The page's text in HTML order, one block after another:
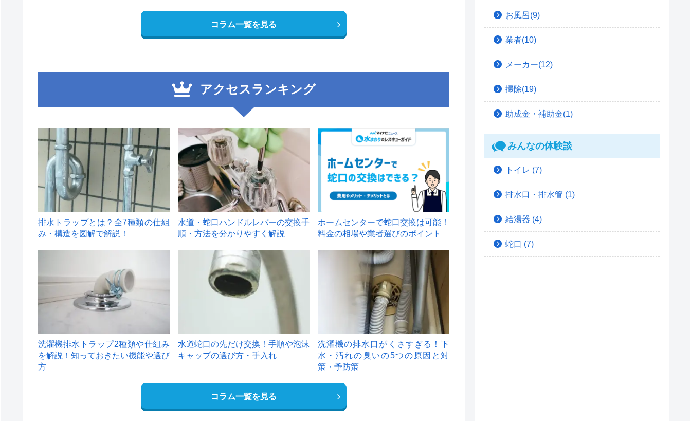
コラム一覧を見る
アクセスランキング
1
排水トラップとは？全7種類の仕組
み・構造を図解で解説！
2
水道・蛇口ハンドルレバーの交換手
順・方法を分かりやすく解説
ホームセンターで蛇口交換は可能！
料金の相場や業者選びのポイント
洗濯機排水トラップ2種類や仕組み
を解説！知っておきたい機能や選び
方
水道蛇口の先だけ交換！手順や泡沫
キャップの選び方・手入れ
洗濯機の排水口がくさすぎる！下
水・汚れの臭いの5つの原因と対
策・予防策
コラム一覧を見る
お風呂(9)
業者(10)
メーカー(12)
掃除(19)
助成金・補助金(1)
みんなの体験談
トイレ (7)
排水口・排水管 (1)
給湯器 (4)
蛇口 (7)